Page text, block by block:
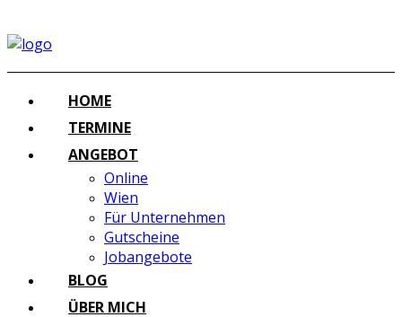
HOME
TERMINE
ANGEBOT
Online
Wien
Für Unternehmen
Gutscheine
Jobangebote
BLOG
ÜBER MICH